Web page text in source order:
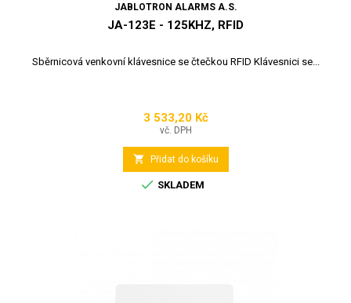
JABLOTRON ALARMS A.S.
JA-123E - 125KHZ, RFID
Sběrnicová venkovní klávesnice se čtečkou RFID Klávesnici se...
Cena
3 533,20 Kč
vč. DPH
 Přidat do košíku
 SKLADEM